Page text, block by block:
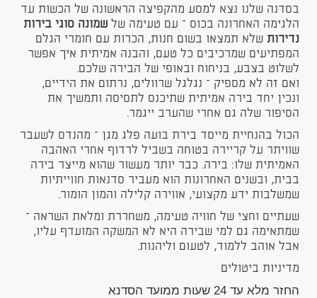
בסדנה שלנו נצא למסע מהקפיצה הראשונה של הכשות עד
הלגימה האחרונה בכוס – עם טעימה של שמונה סוגי בירות
נדירות שלא תמצאו בשום חנות, הכרות עם חומרי הגלם
המפתיעים שמרכיבים כל טעם, והבנה אמיתית איך אפשר
לשלוט בצבע, בניחוח ובאופי של הבירה שלכם.
ואם זה לא מספיק – נגלגל שרוולים, נרתום את הידיים,
ונכין יחד בירה אמיתית שתיכנס לתסיסה ותמשיך את
הסיפור שלה גם אחרי שהערב ייגמר.
הכול בהנחיית מייסד בירת בועה פלג מגן – מהנדס לשעבר
שוויתר על קריירה בטוחה בשביל לרדוף אחרי האהבה
האמיתית שלו: בירה. כבר יותר מעשור שהוא מייצר בירה
בבית, ובשנים האחרונות הוא מעביר סדנאות חווייתיות
שמשלבות ידע מקצועי, אווירה קלילה והמון הומור.
שעתיים וחצי של חוויה טעימה, משחררת ומלאת השראה –
שמתאימה גם למי שבירה היא לא המשקה המועדף עליו,
אבל אוהב ללמוד, לטעום וליהנות.
מדיניות ביטולים
החזר מלא עד 24 שעות ממועד הסדנא